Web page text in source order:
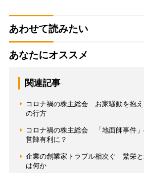
あわせて読みたい
あなたにオススメ
関連記事
コロナ禍の株主総会 お家騒動を抱
の行方
コロナ禍の株主総会 「地面師事件
営陣有利に？
企業の創業家トラブル相次ぐ 繁栄
は何か